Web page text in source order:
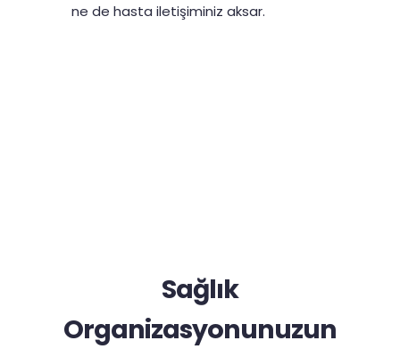
ne de hasta iletişiminiz aksar.
Sağlık
Organizasyonunuzun